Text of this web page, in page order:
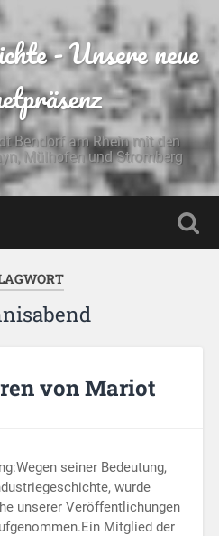
- Unsere neue
Bendorf am Rhein mit den
Mülhofen und Stromberg
von Mariot
seiner Bedeutung,
wurde
unserer Veröffentlichungen
Mitglied der